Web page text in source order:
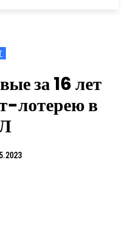
за 16 лет
лотерею в